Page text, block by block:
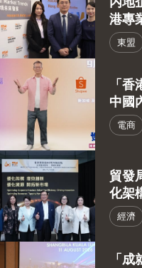
港專
東盟
「
中國
電商
貿發
化架
經濟
「